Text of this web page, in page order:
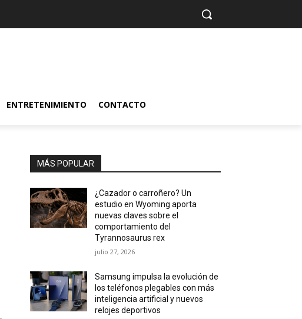
ENTRETENIMIENTO CONTACTO
MÁS POPULAR
¿Cazador o carroñero? Un
estudio en Wyoming aporta
nuevas claves sobre el
comportamiento del
Tyrannosaurus rex
julio 27, 2026
Samsung impulsa la evolución de
los teléfonos plegables con más
inteligencia artificial y nuevos
relojes deportivos